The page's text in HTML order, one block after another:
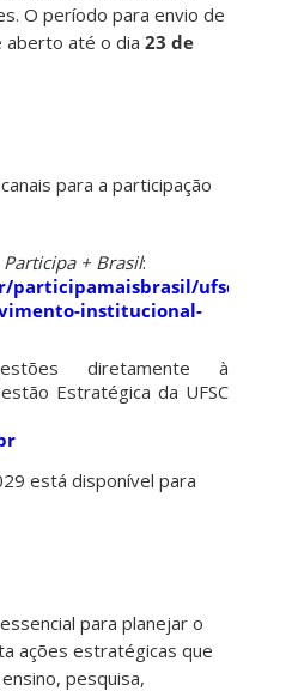
O período para envio de
aberto até o dia23 de
para a participação
Participa + Brasil:
ufsc-
institucional-
diretamente à
Estratégica da UFSC
está disponível para
para planejar o
ações estratégicas que
pesquisa,